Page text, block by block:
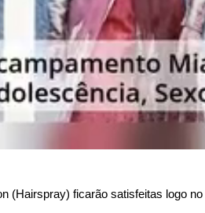
(Hairspray) ficarão satisfeitas logo